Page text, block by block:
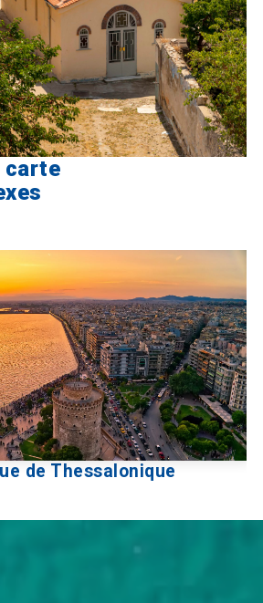
carte
de Thessalonique